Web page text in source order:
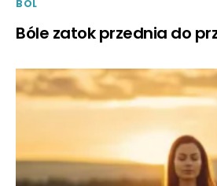
BOL
Bóle zatok przednia do